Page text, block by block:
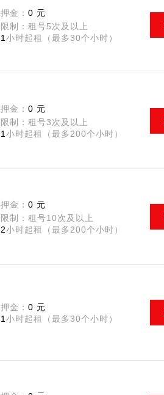
押金： 0 元
限制：租号5次及以上
1 小时起租（最多30个小时）
押金： 0 元
限制：租号3次及以上
1 小时起租（最多200个小时）
押金： 0 元
限制：租号10次及以上
2小时起租（最多200个小时）
押金： 0 元
1 小时起租（最多30个小时）